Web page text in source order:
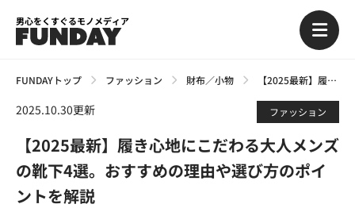
男心をくすぐるモノメディア
FUNDAYトップ ファッション 財布／小物 【2025最新】履き心地にこだわる大人メンズの靴下4選。おすすめの理由や選び方のポイントを解説
2025.10.30更新 ファッション
【2025最新】履き心地にこだわる大人メンズ
の靴下4選。おすすめの理由や選び方のポイ
ントを解説